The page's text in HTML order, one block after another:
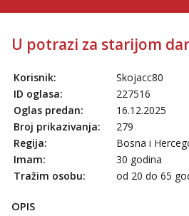
U potrazi za starijom
Korisnik:
Skojacc80
ID oglasa:
227516
Oglas predan:
16.12.2025
Broj prikazivanja:
279
Regija:
Bosna i
Imam:
30 godina
Tražim osobu:
od 20 do 65
OPIS